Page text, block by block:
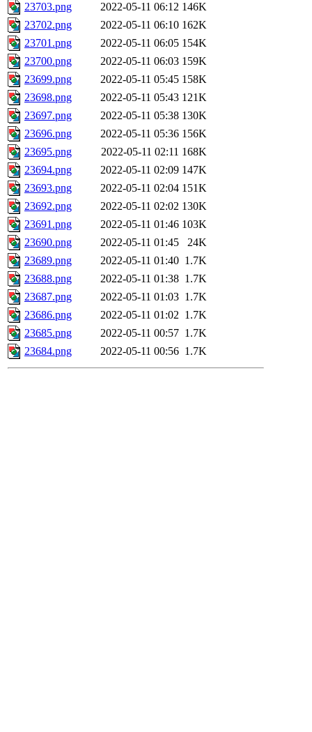
23703.png
2022-05-11 06:12 146K
23702.png
2022-05-11 06:10 162K
23701.png
2022-05-11 06:05 154K
23700.png
2022-05-11 06:03 159K
23699.png
2022-05-11 05:45 158K
23698.png
2022-05-11 05:43 121K
23697.png
2022-05-11 05:38 130K
23696.png
2022-05-11 05:36 156K
23695.png
2022-05-11 02:11 168K
23694.png
2022-05-11 02:09 147K
23693.png
2022-05-11 02:04 151K
23692.png
2022-05-11 02:02 130K
23691.png
2022-05-11 01:46 103K
23690.png
2022-05-11 01:45
24K
23689.png
2022-05-11 01:40 1.7K
23688.png
2022-05-11 01:38 1.7K
23687.png
2022-05-11 01:03 1.7K
23686.png
2022-05-11 01:02 1.7K
23685.png
2022-05-11 00:57 1.7K
23684.png
2022-05-11 00:56 1.7K